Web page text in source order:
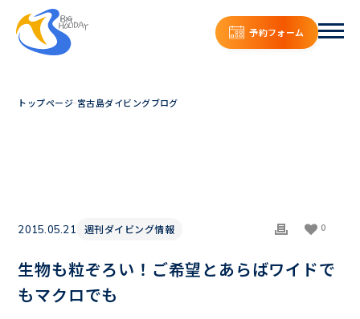
予約フォーム
トップページ 宮古島ダイビングブログ
2015.05.21 週刊ダイビング情報 0
生物も粒ぞろい！ご希望とあらばワイドで
もマクロでも